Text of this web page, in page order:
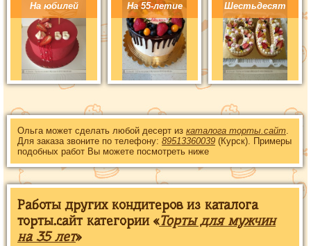
На юбилей На 55-летие Шестьдесят
Ольга может сделать любой десерт из каталога торты.сайт.
Для заказа звоните по телефону: 89513360039 (Курск). Примеры
подобных работ Вы можете посмотреть ниже
Работы других кондитеров из каталога
торты.сайт категории «Торты для мужчин
на 35 лет»